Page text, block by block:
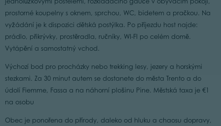
prostorné koupelny s oknem, sprchou, WC, bidetem a pračkou. Na
vyžádání je k dispozici dětská postýlka. Po příjezdu host najde:
prádlo, přikrývky, prostěradla, ručníky, WI-FI po celém domě.
Vytápění a samostatný vchod.
Výchozí bod pro procházky nebo trekking lesy, jezery a horskými
stezkami. Za 30 minut autem se dostanete do města Trento a do
údolí Fiemme, Fassa a na náhorní plošinu Pine. Městská taxa je €1
na osobu
Obec je ponořena do přírody, daleko od hluku a chaosu dopravy,